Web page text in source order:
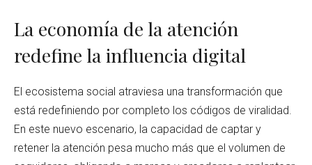
La economía de la atención
redefine la influencia digital
El ecosistema social atraviesa una transformación que
está redefiniendo por completo los códigos de viralidad.
En este nuevo escenario, la capacidad de captar y
retener la atención pesa mucho más que el volumen de